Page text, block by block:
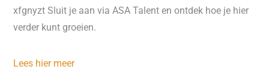
xfgnyzt Sluit je aan via ASA Talent en ontdek hoe je hier
verder kunt groeien.
Lees hier meer